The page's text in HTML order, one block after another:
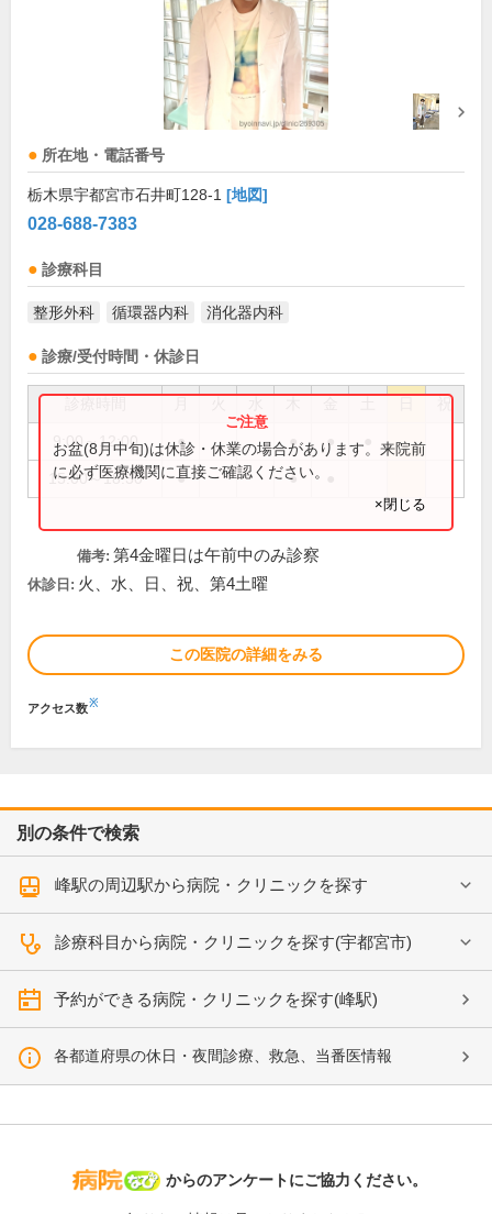
所在地・電話番号
栃木県宇都宮市石井町128-1 [地図]
028-688-7383
診療科目
整形外科 循環器内科 消化器内科
診療/受付時間・休診日
祝
9:00～12:00 ● ● ●
15:00～18:30 ● ●
お盆(8月中旬)は休診・休業の場合があります。来院前
に必ず医療機関に直接ご確認ください。
×閉じる
備考: 第4金曜日は午前中のみ診察
休診日: 火、水、日、祝、第4土曜
この医院の詳細をみる
アクセス数※
別の条件で検索
峰駅の周辺駅から病院・クリニックを探す
診療科目から病院・クリニックを探す(宇都宮市)
予約ができる病院・クリニックを探す(峰駅)
各都道府県の休日・夜間診療、救急、当番医情報
病院なび
からのアンケートにご協力ください。